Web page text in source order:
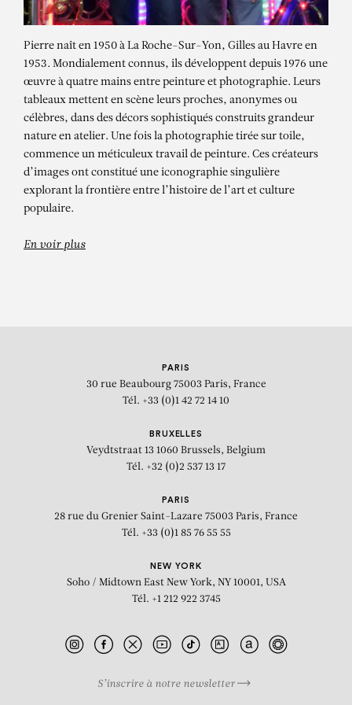
PIERRE ET GILLES
La rose et le couteau (Wilfried)
Pierre naît en 1950 à La Roche-Sur-Yon, Gilles au Havre en
1953. Mondialement connus, ils développent depuis 1976 une
œuvre à quatre mains entre peinture et photographie. Leurs
tableaux mettent en scène leurs proches, anonymes ou
célèbres, dans des décors sophistiqués construits grandeur
nature en atelier. Une fois la photographie tirée sur toile,
commence un méticuleux travail de peinture. Ces créateurs
d’images ont constitué une iconographie singulière
explorant la frontière entre l’histoire de l’art et culture
populaire.
En voir plus
PARIS
30 rue Beaubourg 75003 Paris, France
Tél. +33 (0)1 42 72 14 10
BRUXELLES
Veydtstraat 13 1060 Brussels, Belgium
Tél. +32 (0)2 537 13 17
PARIS
28 rue du Grenier Saint-Lazare 75003 Paris, France
Tél. +33 (0)1 85 76 55 55
NEW YORK
Soho / Midtown East New York, NY 10001, USA
Tél. +1 212 922 3745
S’inscrire à notre newsletter